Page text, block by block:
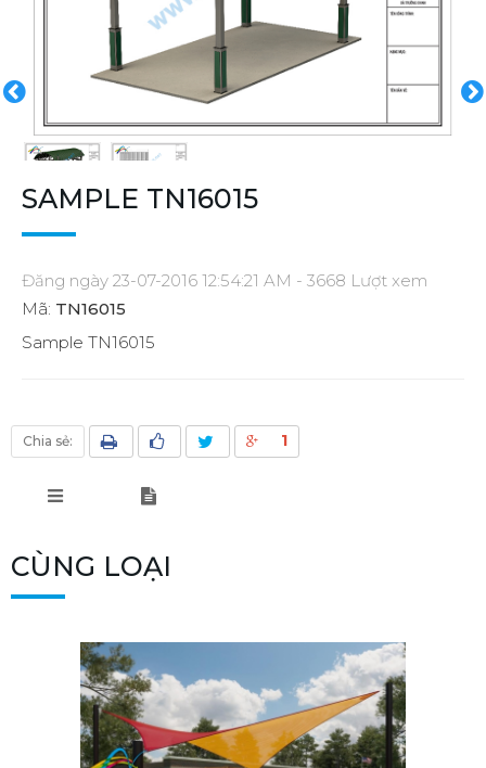
SAMPLE TN16015
Đăng ngày 23-07-2016 12:54:21 AM - 3668 Lượt xem
Mã: TN16015
Sample TN16015
Chia sẻ: 1
CÙNG LOẠI